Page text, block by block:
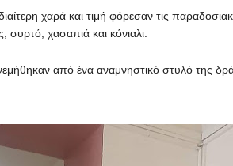
χαρά και τιμή φόρεσαν τις
συρτό, χασαπιά και κόνιαλι.
από ένα αναμνηστικό στυλό της